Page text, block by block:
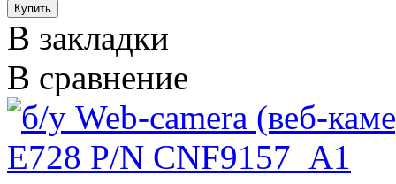
В закладки
В сравнение